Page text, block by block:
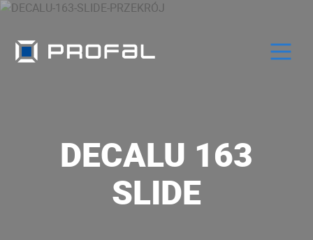
DECALU 163
SLIDE